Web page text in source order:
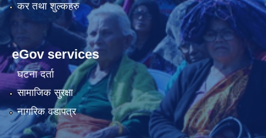
कर तथा शुल्कहरु
eGov services
घटना दर्ता
सामाजिक सुरक्षा
नागरिक वडापत्र